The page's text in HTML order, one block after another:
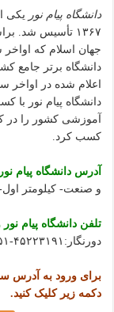
دانشگاه پیام نور یکی
۱۳۶۷ تأسیس شد.
دانشگاه برتر جامع
آموزشی کشور را در
کسب کرد.
آدرس دانشگاه پیام
و صنعت- کیلومتر اول-
تلفن دانشگاه پیام
دورنگار:۴۵۲۲۳۱۹۱-۰۵۱
برای ورود به آدرس
دکمه زیر کلیک کنید.